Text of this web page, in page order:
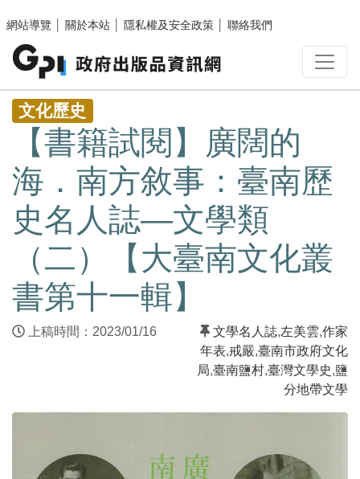
網站導覽
關於本站 隱私權及安全政策 聯絡我們
:::
文化歷史
【書籍試閱】廣闊的
海．南方敘事：臺南歷
史名人誌—文學類
（二）【大臺南文化叢
書第十一輯】
上稿時間：2023/01/16 文學名人誌,左美雲,作家
年表,戒嚴,臺南市政府文化
局,臺南鹽村,臺灣文學史,鹽
分地帶文學